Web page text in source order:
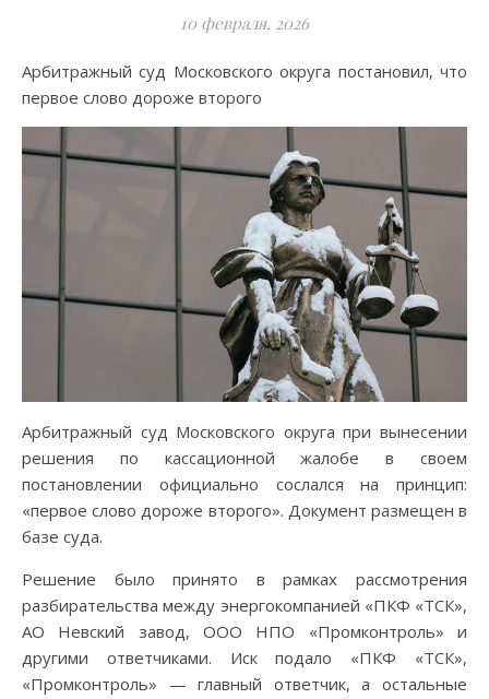
10 февраля, 2026
Арбитражный суд Московского округа постановил, что
первое слово дороже второго
Арбитражный суд Московского округа при вынесении
решения по кассационной жалобе в своем
постановлении официально сослался на принцип:
«первое слово дороже второго». Документ размещен в
базе суда.
Решение было принято в рамках рассмотрения
разбирательства между энергокомпанией «ПКФ «ТСК»,
АО Невский завод, ООО НПО «Промконтроль» и
другими ответчиками. Иск подало «ПКФ «ТСК»,
«Промконтроль» — главный ответчик, а остальные